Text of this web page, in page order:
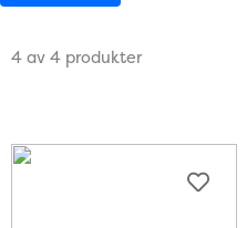
4 av 4 produkter